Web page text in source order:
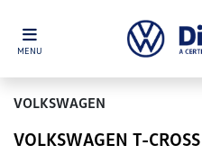
MENU
VOLKSWAGEN
VOLKSWAGEN T-